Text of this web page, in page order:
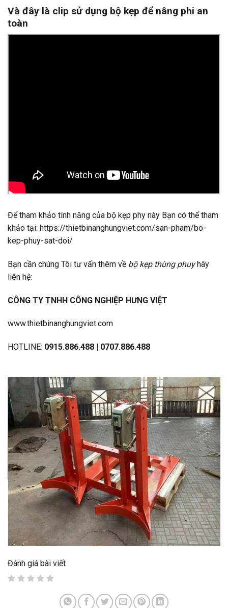
Và đây là clip sử dụng bộ kẹp để nâng phi an
toàn
Để tham khảo tính năng của bộ kẹp phy này Bạn có thể tham
khảo tại: https://thietbinanghungviet.com/san-pham/bo-
kep-phuy-sat-doi/
Bạn cần chúng Tôi tư vấn thêm về bộ kẹp thùng phuyhãy
liên hệ:
CÔNG TY TNHH CÔNG NGHIỆP HƯNG VIỆT
www.thietbinanghungviet.com
HOTLINE: 0915.886.488 | 0707.886.488
Đánh giá bài viết